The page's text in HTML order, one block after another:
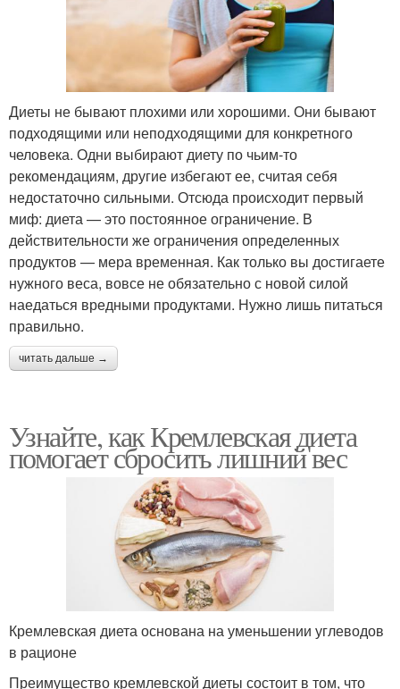
Диеты не бывают плохими или хорошими. Они бывают
подходящими или неподходящими для конкретного
человека. Одни выбирают диету по чьим-то
рекомендациям, другие избегают ее, считая себя
недостаточно сильными. Отсюда происходит первый
миф: диета — это постоянное ограничение. В
действительности же ограничения определенных
продуктов — мера временная. Как только вы достигаете
нужного веса, вовсе не обязательно с новой силой
наедаться вредными продуктами. Нужно лишь питаться
правильно.
читать дальше →
Узнайте, как Кремлевская диета
помогает сбросить лишний вес
Кремлевская диета основана на уменьшении углеводов
в рационе
Преимущество кремлевской диеты состоит в том, что